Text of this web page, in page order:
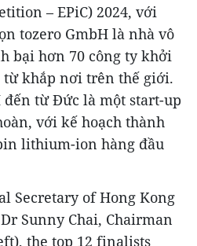
– EPiC) 2024, với
tozero GmbH là nhà vô
bại hơn 70 công ty khởi
khắp nơi trên thế giới.
đến từ Đức là một start-up
với kế hoạch thành
lithium-ion hàng đầu